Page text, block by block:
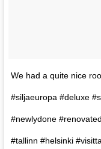
We had a quite nice
#siljaeuropa #deluxe
#newlydone
#tallinn #helsinki